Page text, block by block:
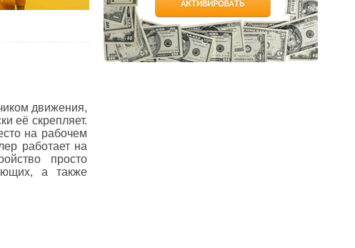
движения,
её скрепляет.
на рабочем
работает на
просто
а также